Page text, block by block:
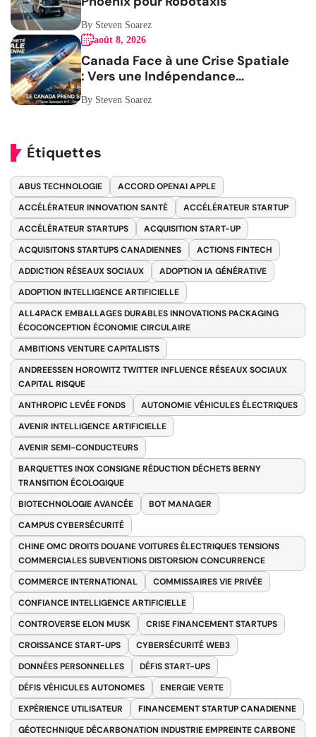
By Steven Soarez
août 8, 2026
Canada Face à une Crise Spatiale
: Vers une Indépendance
By Steven Soarez
Étiquettes
ABUS TECHNOLOGIE
ACCORD OPENAI APPLE
ACCÉLÉRATEUR INNOVATION SANTÉ
ACCÉLÉRATEUR STARTUP
ACCÉLÉRATEUR STARTUPS
ACQUISITION START-UP
ACQUISITONS STARTUPS CANADIENNES
ACTIONS FINTECH
ADDICTION RÉSEAUX SOCIAUX
ADOPTION IA GÉNÉRATIVE
ADOPTION INTELLIGENCE ARTIFICIELLE
ALL4PACK EMBALLAGES DURABLES INNOVATIONS PACKAGING
ÉCOCONCEPTION ÉCONOMIE CIRCULAIRE
AMBITIONS VENTURE CAPITALISTS
ANDREESSEN HOROWITZ TWITTER INFLUENCE RÉSEAUX SOCIAUX
CAPITAL RISQUE
ANTHROPIC LEVÉE FONDS
AUTONOMIE VÉHICULES ÉLECTRIQUES
AVENIR INTELLIGENCE ARTIFICIELLE
AVENIR SEMI-CONDUCTEURS
BARQUETTES INOX CONSIGNE RÉDUCTION DÉCHETS BERNY
TRANSITION ÉCOLOGIQUE
BIOTECHNOLOGIE AVANCÉE
BOT MANAGER
CAMPUS CYBERSÉCURITÉ
CHINE OMC DROITS DOUANE VOITURES ÉLECTRIQUES TENSIONS
COMMERCIALES SUBVENTIONS DISTORSION CONCURRENCE
COMMERCE INTERNATIONAL
COMMISSAIRES VIE PRIVÉE
CONFIANCE INTELLIGENCE ARTIFICIELLE
CONTROVERSE ELON MUSK
CRISE FINANCEMENT STARTUPS
CROISSANCE START-UPS
CYBERSÉCURITÉ WEB3
DONNÉES PERSONNELLES
DÉFIS START-UPS
DÉFIS VÉHICULES AUTONOMES
ENERGIE VERTE
EXPÉRIENCE UTILISATEUR
FINANCEMENT STARTUP CANADIENNE
GÉOTECHNIQUE DÉCARBONATION INDUSTRIE EMPREINTE CARBONE